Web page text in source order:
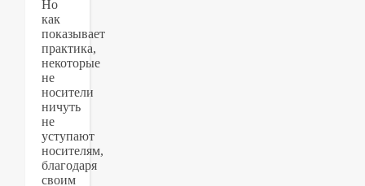
Но
как
показывает
практика,
некоторые
не
носители
ничуть
не
уступают
носителям,
благодаря
своим